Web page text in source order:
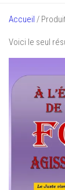
Accueil /
Voici le seul